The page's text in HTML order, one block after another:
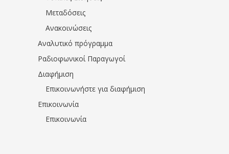
Μεταδόσεις
Ανακοινώσεις
Αναλυτικό πρόγραμμα
Ραδιοφωνικοί Παραγωγοί
Διαφήμιση
Επικοινωνήστε για διαφήμιση
Επικοινωνία
Επικοινωνία